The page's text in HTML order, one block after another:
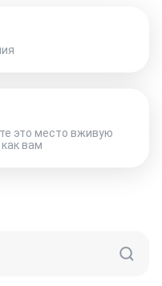
это место вживую
вам